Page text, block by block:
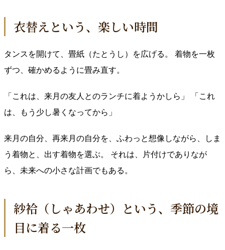
衣替えという、楽しい時間
タンスを開けて、畳紙（たとうし）を広げる。 着物を一枚
ずつ、確かめるように畳み直す。
「これは、来月の友人とのランチに着ようかしら」 「これ
は、もう少し暑くなってから」
来月の自分、再来月の自分を、ふわっと想像しながら、しま
う着物と、出す着物を選ぶ。 それは、片付けでありなが
ら、未来への小さな計画でもある。
紗袷（しゃあわせ）という、季節の境
目に着る一枚